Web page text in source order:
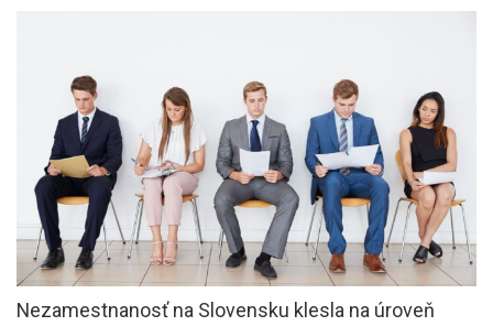
Nezamestnanosť na Slovensku klesla na úroveň